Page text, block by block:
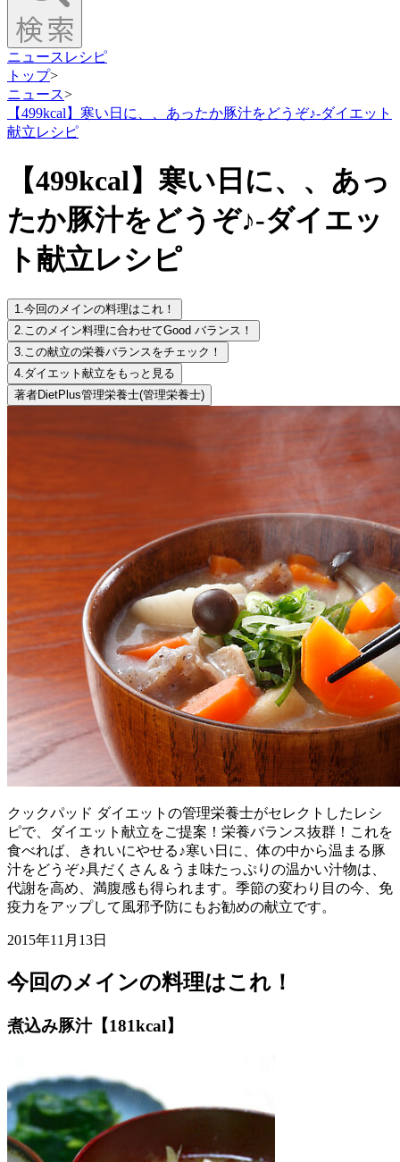
ニュース レシピ
トップ>
ニュース>
【499kcal】寒い日に、、あったか豚汁をどうぞ♪-ダイエット
献立レシピ
【499kcal】寒い日に、、あっ
たか豚汁をどうぞ♪-ダイエッ
ト献立レシピ
1.今回のメインの料理はこれ！
2.このメイン料理に合わせてGood バランス！
3.この献立の栄養バランスをチェック！
4.ダイエット献立をもっと見る
著者DietPlus管理栄養士(管理栄養士)
クックパッド ダイエットの管理栄養士がセレクトしたレシ
ピで、ダイエット献立をご提案！栄養バランス抜群！これを
食べれば、きれいにやせる♪寒い日に、体の中から温まる豚
汁をどうぞ♪具だくさん＆うま味たっぷりの温かい汁物は、
代謝を高め、満腹感も得られます。季節の変わり目の今、免
疫力をアップして風邪予防にもお勧めの献立です。
2015年11月13日
今回のメインの料理はこれ！
煮込み豚汁【181kcal】